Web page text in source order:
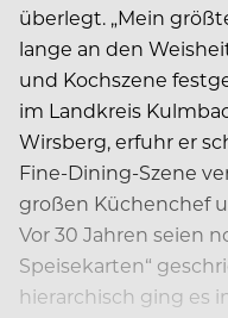
überlegt. „Mein
lange an den
und Kochszene
im Landkreis
Wirsberg, erfuhr er
Fine-Dining-Szene
großen Küchenchef
Vor 30 Jahren seien
Speisekarten“
hierarchisch ging es